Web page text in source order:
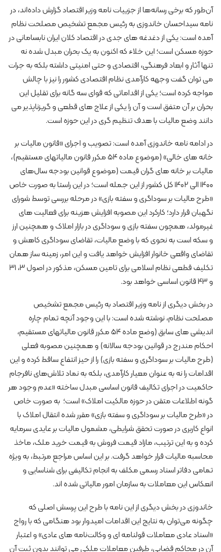
آن‌طور که برخی رسانه‌ها از جزییات نامه وزیر اقتصاد گزارش داده‌اند، در
نامه سیداحسان خاندوزی به رئیس مجمع تشخیص مصلحت نظام
آمده است: یکی از دغدغه های جدی در اقتصاد کلان ایران نابسامانی در
حوزه مسکن است؛ این خلاء که اکنون به یک بحران مبدل شده نه
تنها آثار و ابعاد فرهنگی، اقتصادی و حتی امنیتی داشته بلکه به جرات
می توان گفت وجهه کارآمدی نظام اقتصادی کشور را نیز با چالش
مواجه کرده است؛ یکی از اقداماتی که قوای سه گانه برای تقلیل این
بحران بر آن متفق است و آن را یکی از علاج های قطعی و گریزناپذیر می
دانند وضع مالیات با هدف تنظیم گری در این حوزه است.
در ادامه نامه خاندوزی آمده است: تصویب و اجرای «قانون مالیات بر
خانه های خالی» (موضوع ماده ۵۴ مکرر قانون مالیاتهای مستقیم)،
مالیات بر خانه های گران قیمت (موضوع قوانین بودجه سال‌های
۱۴۰۰ الی ۱۴۰۲ کل کشور از این جمله‌ است؛ در این راستا به صورت خاص
«طرح مالیات بر سوداگری و سفته بازی» در مرحله بررسی توسط شورای
نگهبان قرار دارد؛ کارکرد این مصوبه افزایش هزینه برای فعالیت های
غیرمولد، همچون سفته بازی و سوداگری در بازار املاک و همچنین ارز
و سکه است به نحوی که با وضع مالیات، تقاضای سوداگری کاهش و
تقاضای واقعی خانوار افزایش خواهد یافت و این امر، زمینه ساز همان
تکلیف قطعی نظام اسلامی برای تامین مسکن، مذکور در اصول ۳، ۳۱
و ۴۳ قانون اساسی خواهد بود.
در بخش دیگری از نامه وزیر اقتصاد به رئیس مجمع تشخیص
مصلحت نظام، نوشته شده است: با این وجود آنچه تمام چاره
اندیشی های سابق (وضع ماده ۵۴ مکرر قانون مالیاتهای مستقیم،
احکام مندرج در قوانین بودجه سالانه) و همچنین مصوبه فعلی
(طرح مالیات بر سوداگری و سفته بازی) را از حیز انتفاع ساقط کرده و این
اقدامات را نه به عنوان معیار کارآمدی، بلکه به نماد تلاش‌های نافرجام
حاکمیت در اجرای تکالیف قانون اساسی مبدل ساخته «عدم وجود هر
گونه اطلاعات متقن در حوزه مالکیت املاک» است؛ به صورت خاص
در «طرح مالیات بر سوداگری و سفته بازی» مقرر شده انتقال املاک با
انواع کاربری در صورت تحقق شرایطی، مشمول مالیات بر عایدی سرمایه
کرده و به این ترتیب، مازاد قیمت فروش به قیمت خرید ملک، ماخذ
محاسبه مالیات قرار خواهد گرفت. بر این اساس مراجع مرتبط، به ویژه
تمامی دفاتر اسناد رسمی مکلف به انجام تکالیفی برای شناسایی و
انعکاس این معاملات به سازمان امور مالیاتی شده اند.
خاندوزی در بخش دیگری از این نامه با طرح این پرسش اصلی که
چگونه می‌توان به نتایج این اقدامات امیدوار بود هنگامی که با رواج
«اسناد عادی معاملات قولنامه ای و وکالت‌نامه های عادی» و اعتبار
آن در محاکم قضایی، طرفین معاملات ملکی می توانند بدون ثبت آن